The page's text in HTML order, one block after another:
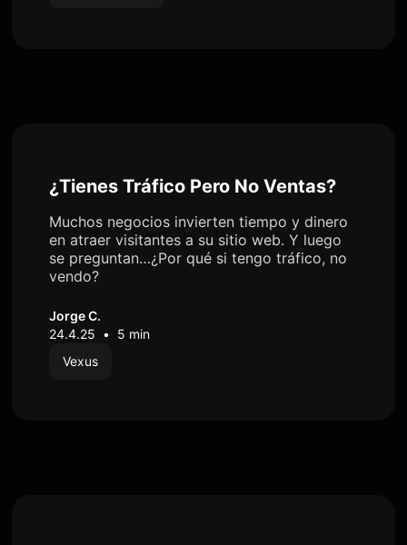
¿Tienes Tráfico Pero No Ventas?
Muchos negocios invierten tiempo y dinero
en atraer visitantes a su sitio web. Y luego
se preguntan…¿Por qué si tengo tráfico, no
vendo?
Jorge C.
24.4.25 •
5 min
Vexus